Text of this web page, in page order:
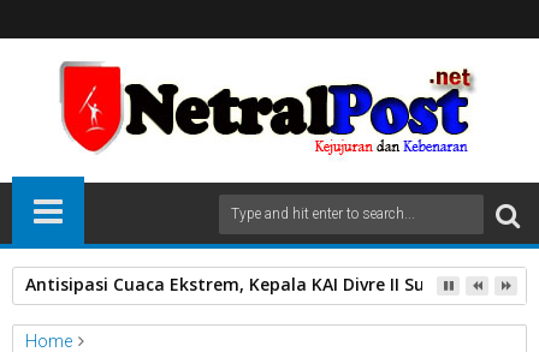
Antisipasi Cuaca Ekstrem, Kepala KAI Divre II Sumbar
Home